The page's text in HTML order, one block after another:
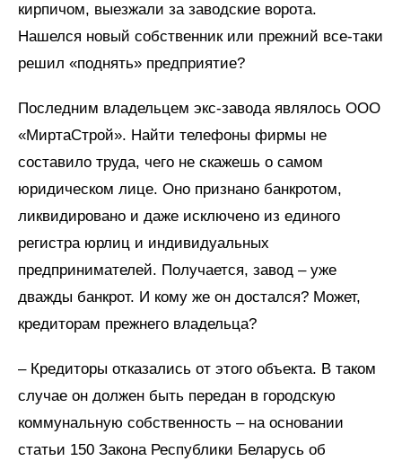
кирпичом, выезжали за заводские ворота.
Нашелся новый собственник или прежний все-таки
решил «поднять» предприятие?
Последним владельцем экс-завода являлось ООО
«МиртаСтрой». Найти телефоны фирмы не
составило труда, чего не скажешь о самом
юридическом лице. Оно признано банкротом,
ликвидировано и даже исключено из единого
регистра юрлиц и индивидуальных
предпринимателей. Получается, завод – уже
дважды банкрот. И кому же он достался? Может,
кредиторам прежнего владельца?
– Кредиторы отказались от этого объекта. В таком
случае он должен быть передан в городскую
коммунальную собственность – на основании
статьи 150 Закона Республики Беларусь об